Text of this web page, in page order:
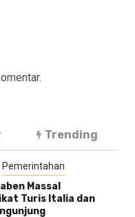
Trending
Pemerintahan
Massal
Turis Italia dan